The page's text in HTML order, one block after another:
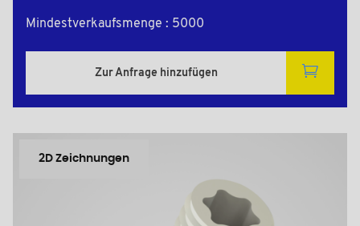
Mindestverkaufsmenge : 5000
Zur Anfrage hinzufügen
2D Zeichnungen